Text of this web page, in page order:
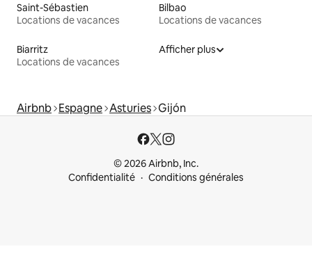
Saint-Sébastien
Locations de vacances
Bilbao
Locations de vacances
Biarritz
Locations de vacances
Afficher plus
Airbnb Espagne Asturies Gijón
© 2026 Airbnb, Inc.
Confidentialité
Conditions générales